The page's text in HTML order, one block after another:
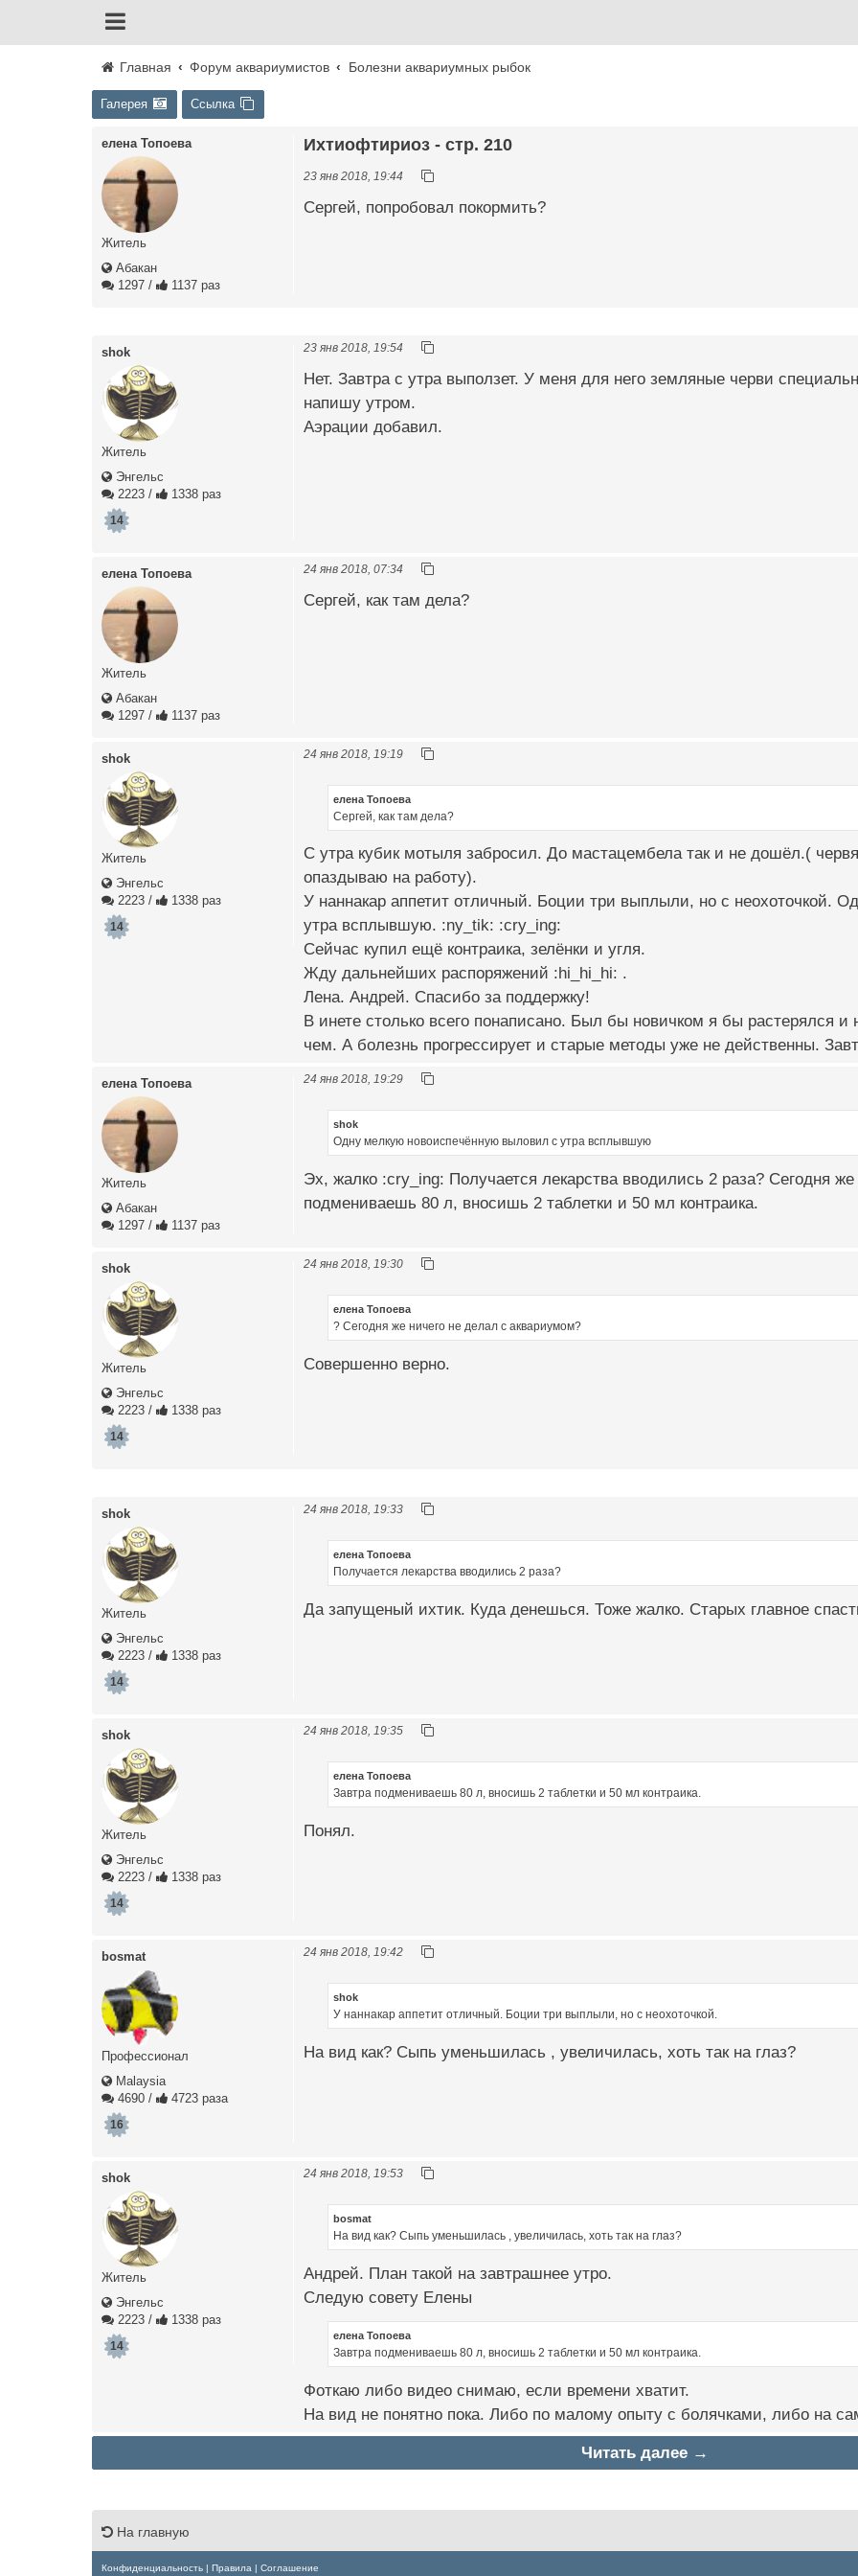
Главная Форум аквариумистов Болезни аквариумных рыбок
Галерея Ссылка
елена Топоева
Житель
Абакан
1297 / 1137 раз
Ихтиофтириоз - стр. 210
23 янв 2018, 19:44
Сергей, попробовал покормить?
shok
Житель
Энгельс
2223 / 1338 раз
14
23 янв 2018, 19:54
Нет. Завтра с утра выползет. У меня для него земляные черви
напишу утром.
Аэрации добавил.
елена Топоева
Житель
Абакан
1297 / 1137 раз
24 янв 2018, 07:34
Сергей, как там дела?
shok
Житель
Энгельс
2223 / 1338 раз
14
24 янв 2018, 19:19
елена Топоева
Сергей, как там дела?
С утра кубик мотыля забросил. До мастацембела так и не дошёл.(
опаздываю на работу).
У наннакар аппетит отличный. Боции три выплыли, но с неохоточкой.
утра всплывшую. :ny_tik: :cry_ing:
Сейчас купил ещё контраика, зелёнки и угля.
Жду дальнейших распоряжений :hi_hi_hi: .
Лена. Андрей. Спасибо за поддержку!
В инете столько всего понаписано. Был бы новичком я бы растерялся
чем. А болезнь прогрессирует и старые методы уже не действенны.
елена Топоева
Житель
Абакан
1297 / 1137 раз
24 янв 2018, 19:29
shok
Одну мелкую новоиспечённую выловил с утра всплывшую
Эх, жалко :cry_ing: Получается лекарства вводились 2 раза? Сегодня
подмениваешь 80 л, вносишь 2 таблетки и 50 мл контраика.
shok
Житель
Энгельс
2223 / 1338 раз
14
24 янв 2018, 19:30
елена Топоева
? Сегодня же ничего не делал с аквариумом?
Совершенно верно.
shok
Житель
Энгельс
2223 / 1338 раз
14
24 янв 2018, 19:33
елена Топоева
Получается лекарства вводились 2 раза?
Да запущеный ихтик. Куда денешься. Тоже жалко. Старых главное
shok
Житель
Энгельс
2223 / 1338 раз
14
24 янв 2018, 19:35
елена Топоева
Завтра подмениваешь 80 л, вносишь 2 таблетки и 50 мл контраика.
Понял.
bosmat
Профессионал
Malaysia
4690 / 4723 раза
16
24 янв 2018, 19:42
shok
У наннакар аппетит отличный. Боции три выплыли, но с неохоточкой.
На вид как? Сыпь уменьшилась , увеличилась, хоть так на глаз?
shok
Житель
Энгельс
2223 / 1338 раз
14
24 янв 2018, 19:53
bosmat
На вид как? Сыпь уменьшилась , увеличилась, хоть так на глаз?
Андрей. План такой на завтрашнее утро.
Следую совету Елены
елена Топоева
Завтра подмениваешь 80 л, вносишь 2 таблетки и 50 мл контраика.
Фоткаю либо видео снимаю, если времени хватит.
На вид не понятно пока. Либо по малому опыту с болячками, либо на
Читать далее →
На главную
Конфиденциальность | Правила | Соглашение